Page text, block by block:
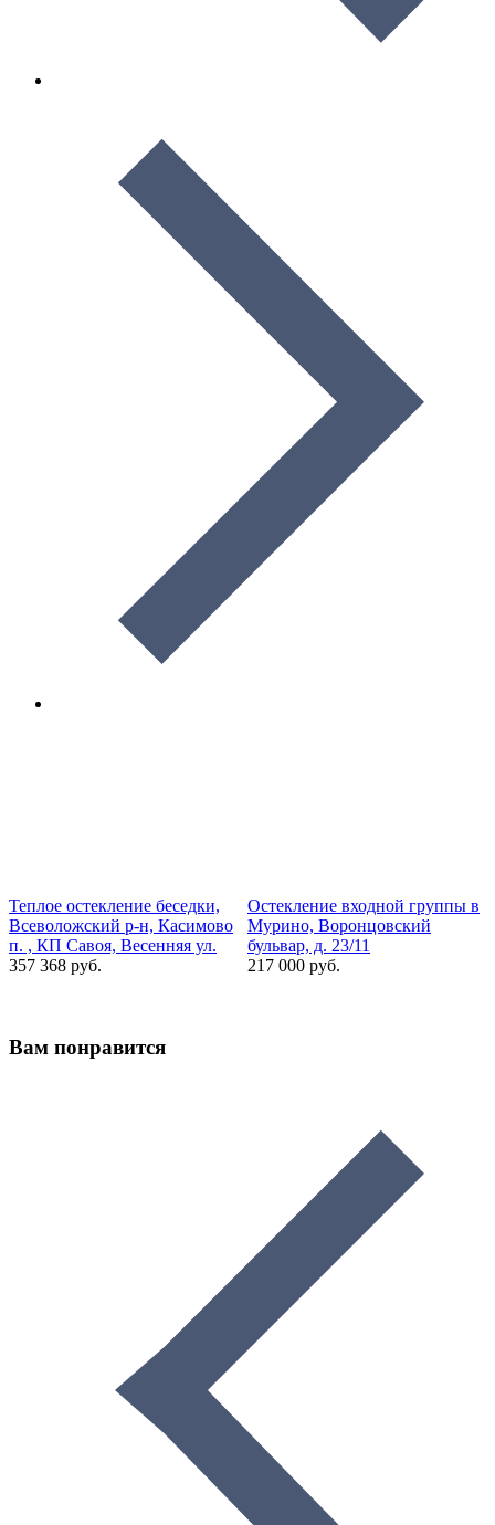
Теплое остекление беседки,
Всеволожский р-н, Касимово
п. , КП Савоя, Весенняя ул.
357 368 руб.
Остекление входной группы в
Мурино, Воронцовский
бульвар, д. 23/11
217 000 руб.
Вам понравится